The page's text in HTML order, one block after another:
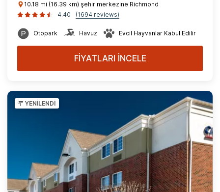
10.18 mi (16.39 km) şehir merkezine Richmond
4.40
(1694 reviews)
Otopark Havuz Evcil Hayvanlar Kabul Edilir
FİYATLARI İNCELE
YENİLENDİ